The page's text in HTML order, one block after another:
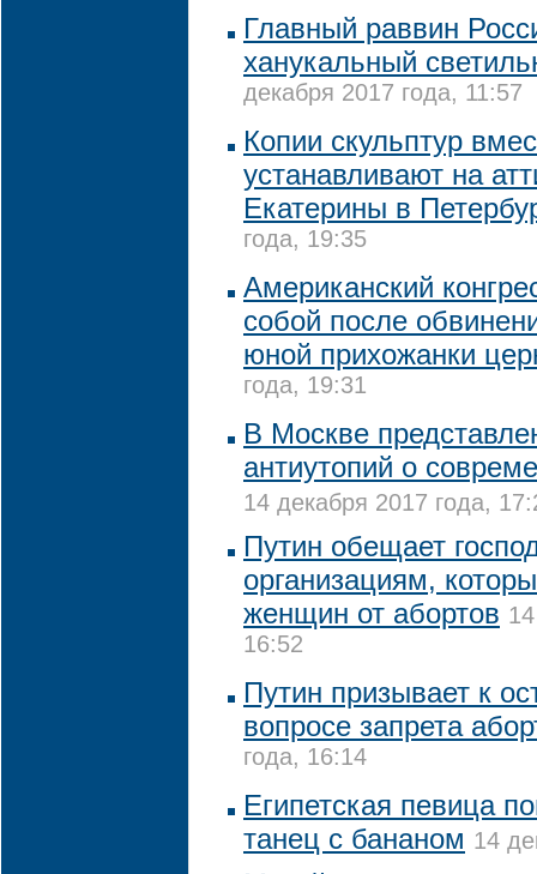
Главный раввин
ханукальный
декабря 2017 года, 11:57
Копии скульптур
устанавливают на
Екатерины в
года, 19:35
Американский
собой после
юной прихожанки
года, 19:31
В Москве
антиутопий о
14 декабря 2017 года,
Путин обещает
организациям,
женщин от абортов
16:52
Путин призывает к
вопросе запрета
года, 16:14
Египетская певица
танец с бананом 14